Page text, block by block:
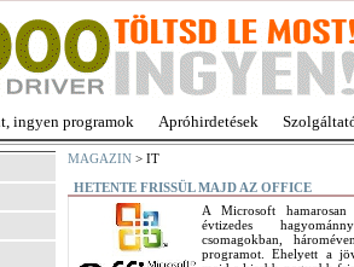
ingyen programok Apróhirdetések
MAGAZIN > IT
HETENTE FRISSÜL MAJD AZ OFFICE
A Microsoft
évtizedes
csomagokban,
programot. Ehelyett a